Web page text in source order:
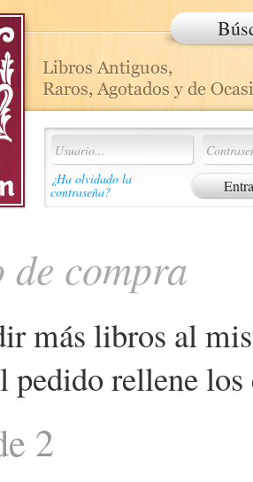
¿Ha olvidado la
contraseña?
compra
más libros al
pedido rellene
2